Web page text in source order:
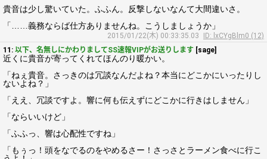
貴音は少し驚いていた。ふふん。反撃しないなんて大間違いさ。
「……義務ならば仕方ありませんね。こうしましょうか」
2015/01/22(木) 00:33:35.03
ID: lxCYgBlm0 (12)
11: 以下、名無しにかわりましてSS速報VIPがお送りします [sage]
近くに貴音が寄ってくれてほんのり暖かい。
「ねぇ貴音。さっきのは冗談なんだよね？本当にどこかにいったりし
ないよね？」
「ええ、冗談ですよ。響に何も伝えずにどこかに行きはしません」
「ならいいけど」
「ふふっ、響は心配性ですね」
「もぅっ！頭をなでるのをやめるさー！さっさとラーメン食べに行こ